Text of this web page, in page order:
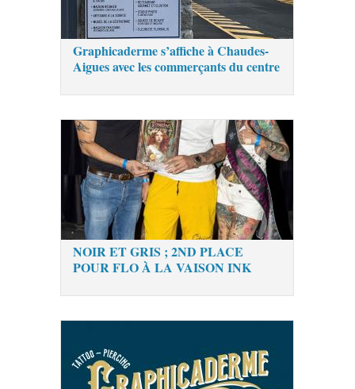
Graphicaderme s’affiche à Chaudes-
Aigues avec les commerçants du centre
NOIR ET GRIS ; 2ND PLACE
POUR FLO À LA VAISON INK